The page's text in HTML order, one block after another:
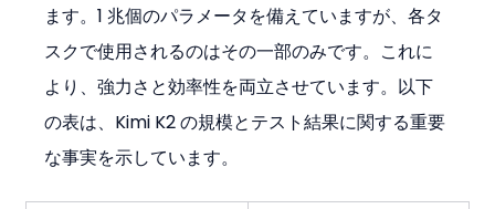
ます。1 兆個のパラメータを備えていますが、各タ
スクで使用されるのはその一部のみです。これに
より、強力さと効率性を両立させています。以下
の表は、Kimi K2 の規模とテスト結果に関する重要
な事実を示しています。